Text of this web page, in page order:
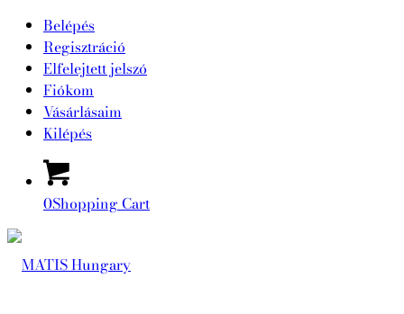
Belépés
Regisztráció
Elfelejtett jelszó
Fiókom
Vásárlásaim
Kilépés
0Shopping Cart